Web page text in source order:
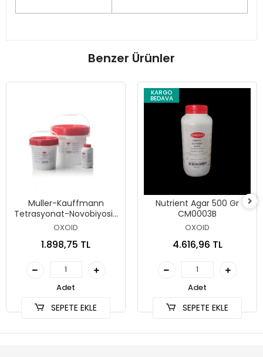
Benzer Ürünler
Muller-Kauffmann
Tetrasyonat-Novobiyosin
Broth (MkTTn) 500 Gr
OXOID
1.898,75 TL
Adet
SEPETE EKLE
KARGO
BEDAVA
Nutrient Agar 500 Gr
CM0003B
OXOID
4.616,96 TL
Adet
SEPETE EKLE